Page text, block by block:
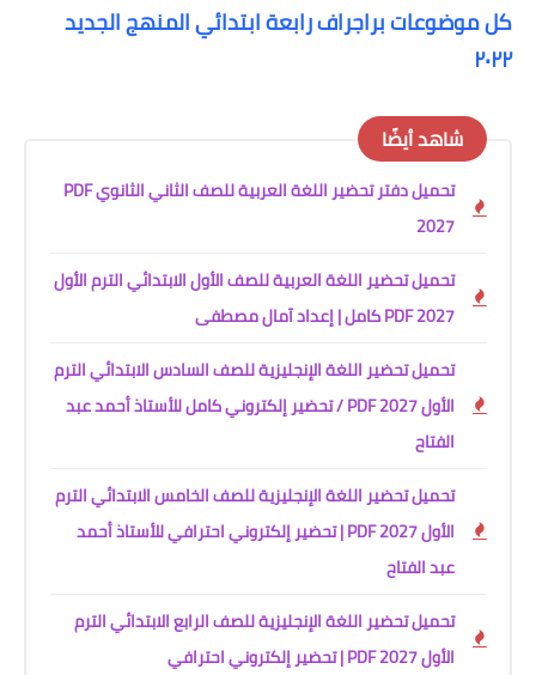
كل موضوعات براجراف رابعة ابتدائي المنهج الجديد
٢٠٢٢
شاهد أيضًا
تحميل دفتر تحضير اللغة العربية للصف الثاني الثانوي PDF
2027
تحميل تحضير اللغة العربية للصف الأول الابتدائي الترم الأول
2027 PDF كامل | إعداد آمال مصطفى
تحميل تحضير اللغة الإنجليزية للصف السادس الابتدائي الترم
الأول 2027 PDF / تحضير إلكتروني كامل للأستاذ أحمد عبد
الفتاح
تحميل تحضير اللغة الإنجليزية للصف الخامس الابتدائي الترم
الأول 2027 PDF | تحضير إلكتروني احترافي للأستاذ أحمد
عبد الفتاح
تحميل تحضير اللغة الإنجليزية للصف الرابع الابتدائي الترم
الأول 2027 PDF | تحضير إلكتروني احترافي